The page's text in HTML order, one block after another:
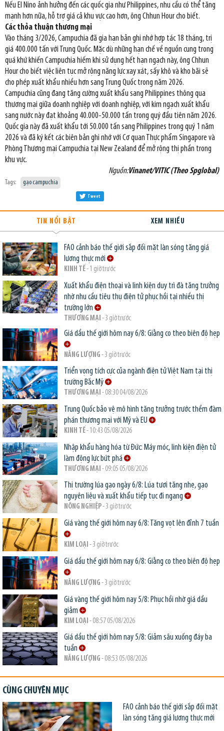
Nếu El Nino ảnh hưởng đến các quốc gia như Philippines, nhu cầu có thể tăng
mạnh hơn nữa, hỗ trợ giá cả khu vực cao hơn, ông Chhun Hour cho biết.
Các thỏa thuận thương mại
Vào tháng 3/2026, Campuchia đã gia hạn bản ghi nhớ hợp tác 18 tháng, trị
giá 400.000 tấn với Trung Quốc. Mặc dù những hạn chế về nguồn cung trong
quá khứ khiến Campuchia hiếm khi sử dụng hết hạn ngạch này, ông Chhun
Hour cho biết việc liên tục mở rộng năng lực xay xát, sấy khô và kho bãi sẽ
cho phép xuất khẩu nhiều hơn sang Trung Quốc trong năm 2026.
Campuchia cũng đang tăng cường xuất khẩu sang Philippines thông qua
thương mại giữa doanh nghiệp với doanh nghiệp, với kim ngạch xuất khẩu
sang nước này đạt khoảng 40.000-50.000 tấn trong quý đầu tiên năm 2026.
Quốc gia này đã xuất khẩu tới 50.000 tấn sang Philippines trong quý 1 năm
2026 và đã ký kết các biên bản ghi nhớ với Cơ quan Thực phẩm Singapore và
Phòng Thương mại Campuchia tại New Zealand để mở rộng thị phần trong
khu vực.
Nguồn:Vinanet/VITIC (Theo Spglobal)
Tags: gạo campuchia
Tweet
TIN NỔI BẬT XEM NHIỀU
FAO cảnh báo thế giới sắp đối mặt làn sóng tăng giá
lương thực mới
KINH TẾ- 1 giờ trước
Xuất khẩu điện thoại và linh kiện duy trì đà tăng trưởng
nhờ nhu cầu tiêu thụ điện tử phục hồi tại nhiều thị
trường lớn
THƯƠNG MẠI - 3 giờ trước
Giá dầu thế giới hôm nay 6/8: Giằng co theo biên độ hẹp
NĂNG LƯỢNG - 3 giờ trước
Triển vọng tích cực của ngành điện tử Việt Nam tại thị
trường Bắc Mỹ
THƯƠNG MẠI - 08:30 04/08/2026
Trung Quốc bảo vệ mô hình tăng trưởng trước thềm đàm
phán thương mại với Mỹ và EU
KINH TẾ- 10:43 05/08/2026
Nhập khẩu hàng hóa từ Đức: Máy móc, linh kiện điện tử
làm động lực bứt phá
THƯƠNG MẠI - 09:05 05/08/2026
Thị trường lúa gạo ngày 6/8: Lúa tươi tăng nhẹ, gạo
nguyên liệu và xuất khẩu tiếp tục đi ngang
NÔNG NGHIỆP- 3 giờ trước
Giá vàng thế giới hôm nay 6/8: Tăng vọt lên đỉnh 7 tuần
KIM LOẠI - 3 giờ trước
Giá dầu thế giới hôm nay 6/8: Giằng co theo biên độ hẹp
NĂNG LƯỢNG - 3 giờ trước
Giá vàng thế giới hôm nay 5/8: Phục hồi nhờ giá dầu
giảm
KIM LOẠI - 08:57 05/08/2026
Giá dầu thế giới hôm nay 5/8: Giảm sâu xuống đáy ba
tuần
NĂNG LƯỢNG - 08:53 05/08/2026
CÙNG CHUYÊN MỤC
FAO cảnh báo thế giới sắp đối mặt
làn sóng tăng giá lương thực mới